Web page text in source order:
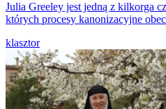
Julia Greeley jest jedną z kilkorga
których procesy kanonizacyjne
klasztor